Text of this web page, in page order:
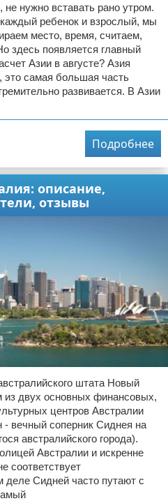
нужно вставать рано утром.
ребенок и взрослый, мы
место, время, считаем,
здесь появляется главный
Азии в августе? Азия
это самая большая часть
развивается. В Азии
Подробнее
описание,
отзывы
штата Новый
двух основных финансовых,
центров Австралии
вечный соперник Сиднея на
австралийского города).
Австралии и искренне
соответствует
деле Сидней часто путают с